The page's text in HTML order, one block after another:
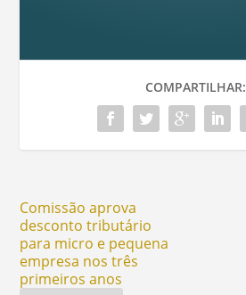
COMPARTILHAR:
Comissão aprova
desconto tributário
para micro e pequena
empresa nos três
primeiros anos